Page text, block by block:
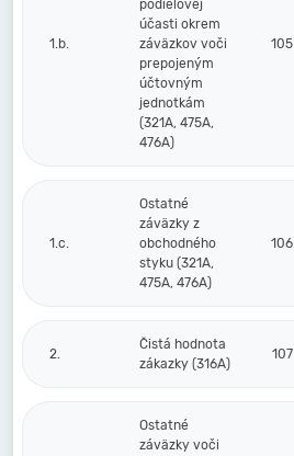
1.b.
podielovej
účasti okrem
záväzkov voči
prepojeným
účtovným
jednotkám
(321A, 475A,
476A)
105
1.c.
Ostatné
záväzky z
obchodného
styku (321A,
475A, 476A)
106
2.
Čistá hodnota
zákazky (316A)
107
Ostatné
záväzky voči